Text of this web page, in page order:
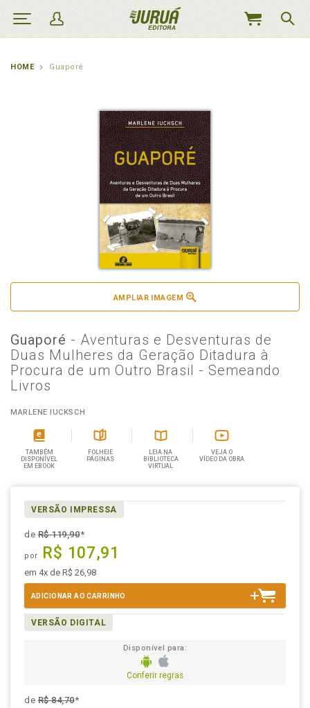
MEU
HOME Guaporé
AMPLIAR IMAGEM
Guaporé - Aventuras e Desventuras de
Duas Mulheres da Geração Ditadura à
Procura de um Outro Brasil - Semeando
Livros
MARLENE IUCKSCH
TAMBÉM
DISPONÍVEL
EM EBOOK
FOLHEIE
PÁGINAS
LEIA NA
BIBLIOTECA
VIRTUAL
VEJA O
VÍDEO DA OBRA
VERSÃO IMPRESSA
deR$ 119,90*
por R$ 107,91
em 4x de R$ 26,98
ADICIONAR AO CARRINHO
VERSÃO DIGITAL
Disponível para:
Conferir regras
deR$ 84,70*